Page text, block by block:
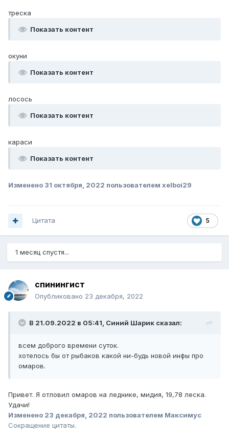
треска
Показать контент
окуни
Показать контент
лосось
Показать контент
караси
Показать контент
Изменено 31 октября, 2022 пользователем xelboi29
5
Цитата
1 месяц спустя...
спинингист
Опубликовано 23 декабря, 2022
В 21.09.2022 в 05:41, Синий Шарик сказал:
всем доброго времени суток.
хотелось бы от рыбаков какой ни-будь новой инфы про
омаров.
Привет. Я отловил омаров на леднике, мидия, 19,78 леска.
Удачи!
Изменено 23 декабря, 2022 пользователем Максимус
Сокращение цитаты.